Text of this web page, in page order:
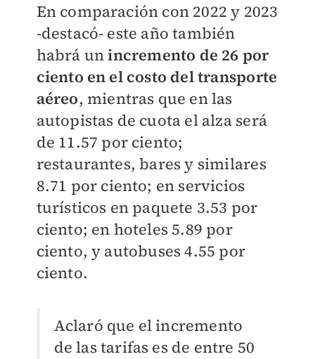
En comparación con 2022 y 2023
-destacó- este año también
habrá unincremento de 26 por
ciento en el costo del transporte
aéreo, mientras que en las
autopistas de cuota el alza será
de 11.57 por ciento;
restaurantes, bares y similares
8.71 por ciento; en servicios
turísticos en paquete 3.53 por
ciento; en hoteles 5.89 por
ciento, y autobuses 4.55 por
ciento.
Aclaró que el incremento
de las tarifas es de entre 50